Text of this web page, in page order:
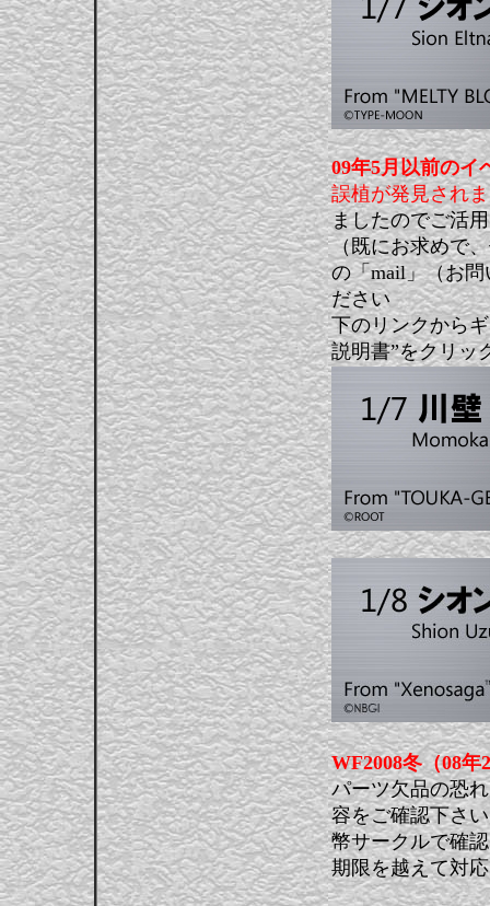
09年5月以前のイ
誤植が発見され
ましたのでご活
（既にお求めで
の「mail」（お
ださい
下のリンクから
説明書”をクリッ
WF2008冬（08
パーツ欠品の恐
容をご確認下さ
幣サークルで確
期限を越えて対